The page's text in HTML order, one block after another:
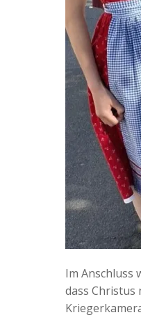
Im Anschluss
dass Christus